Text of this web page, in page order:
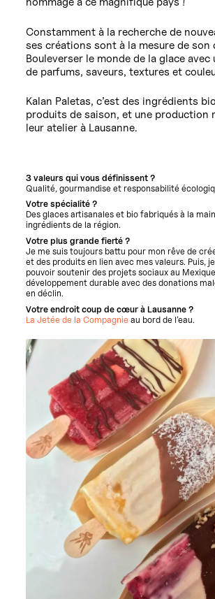
Constamment à la recherche de
ses créations sont à la mesure de son
Bouleverser le monde de la glace
de parfums, saveurs, textures et
Kalan Paletas, c’est des ingrédients
produits de saison, et une production
leur atelier à Lausanne.
3 valeurs qui vous définissent ?
Qualité, gourmandise et responsabilité
Votre spécialité ?
Des glaces artisanales et bio fabriqués à la
ingrédients de la région.
Votre plus grande fierté ?
Je me suis toujours battu pour mon rêve de
et des produits en lien avec mes valeurs. Puis,
pouvoir soutenir des projets sociaux au
développement durable avec des donations
en déclin.
Votre endroit coup de cœur à Lausanne ?
La Jetée de la Compagnie au bord de l’eau.